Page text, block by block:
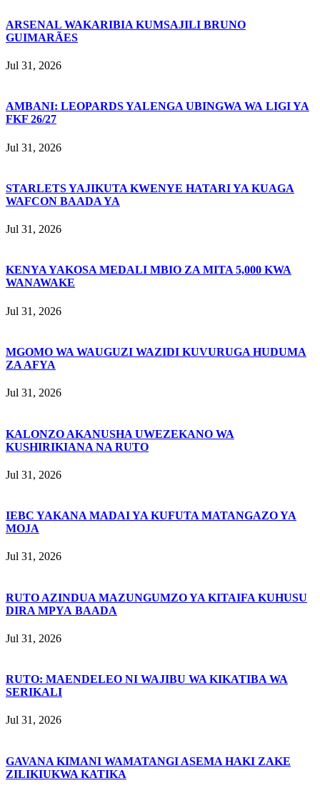
ARSENAL WAKARIBIA KUMSAJILI BRUNO
GUIMARÃES
Jul 31, 2026
AMBANI: LEOPARDS YALENGA UBINGWA WA LIGI YA
FKF 26/27
Jul 31, 2026
STARLETS YAJIKUTA KWENYE HATARI YA KUAGA
WAFCON BAADA YA
Jul 31, 2026
KENYA YAKOSA MEDALI MBIO ZA MITA 5,000 KWA
WANAWAKE
Jul 31, 2026
MGOMO WA WAUGUZI WAZIDI KUVURUGA HUDUMA
ZA AFYA
Jul 31, 2026
KALONZO AKANUSHA UWEZEKANO WA
KUSHIRIKIANA NA RUTO
Jul 31, 2026
IEBC YAKANA MADAI YA KUFUTA MATANGAZO YA
MOJA
Jul 31, 2026
RUTO AZINDUA MAZUNGUMZO YA KITAIFA KUHUSU
DIRA MPYA BAADA
Jul 31, 2026
RUTO: MAENDELEO NI WAJIBU WA KIKATIBA WA
SERIKALI
Jul 31, 2026
GAVANA KIMANI WAMATANGI ASEMA HAKI ZAKE
ZILIKIUKWA KATIKA